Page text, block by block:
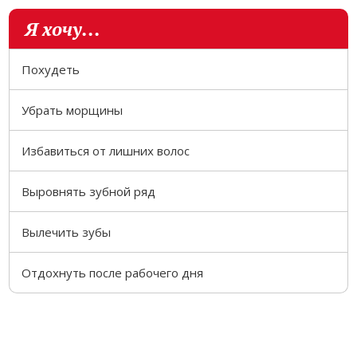
Я хочу...
Похудеть
Убрать морщины
Избавиться от лишних волос
Выровнять зубной ряд
Вылечить зубы
Отдохнуть после рабочего дня